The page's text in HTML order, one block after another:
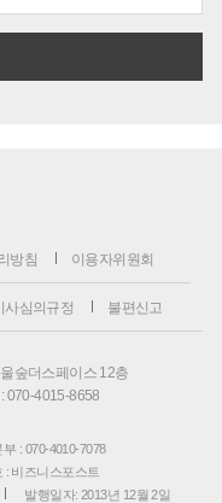
방침 이용자위원회
사심의규정 불편신고
숲더스페이스 12층
070-4015-8658
부 : 070-4010-7078
: 비즈니스포스트
발행일자: 2013년 12월 2일